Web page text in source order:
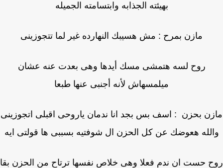
بهيئته الجذابه وابتسامته الجميله
مازن بمرح : مش هسيبك النهارده غير لما تتجوزينى
روح لسه هتمشى مسك أيدها وهى بعدت عنه عشان
ميلمسهاش لأنه أجنبى عنها طبعا
بحزن : اسف بس بجد انا ندمان ياروحى اقبلى اتجوزينى
هعوضك عن كل الحزن ال شوفتيه بسببى ها قولتى ايه
حست ان ندم فعلا وهى خلاص نفسها ترتاح من الحزن بقا